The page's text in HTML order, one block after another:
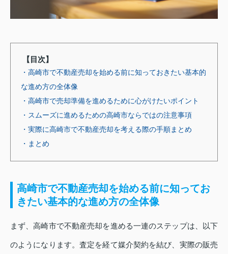
【目次】
・高崎市で不動産売却を始める前に知っておきたい基本的
な進め方の全体像
・高崎市で売却準備を進めるために心がけたいポイント
・スムーズに進めるための高崎市ならではの注意事項
・実際に高崎市で不動産売却を考える際の手順まとめ
・まとめ
高崎市で不動産売却を始める前に知ってお
きたい基本的な進め方の全体像
まず、高崎市で不動産売却を進める一連のステップは、以下
のようになります。査定を経て媒介契約を結び、実際の販売